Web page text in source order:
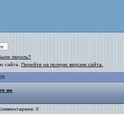
пароль?
сайта. Перейти на полную версию сайта.
же
0